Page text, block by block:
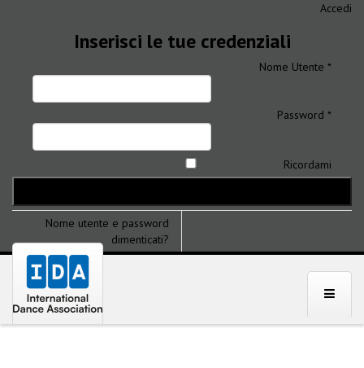
Accedi
Inserisci le tue credenziali
Nome Utente *
Password *
Ricordami
Nome utente e password
dimenticati?